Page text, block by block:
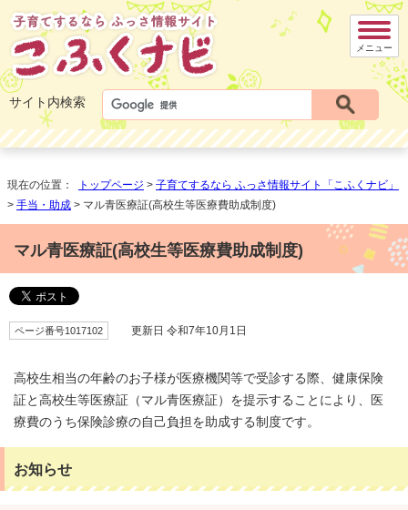
サイト内検索
メニュー
現在の位置： トップページ > 子育てするなら ふっさ情報サイト「こふくナビ」
> 手当・助成 > マル青医療証(高校生等医療費助成制度)
マル青医療証(高校生等医療費助成制度)
ページ番号1017102 更新日 令和7年10月1日
高校生相当の年齢のお子様が医療機関等で受診する際、健康保険
証と高校生等医療証（マル青医療証）を提示することにより、医
療費のうち保険診療の自己負担を助成する制度です。
お知らせ